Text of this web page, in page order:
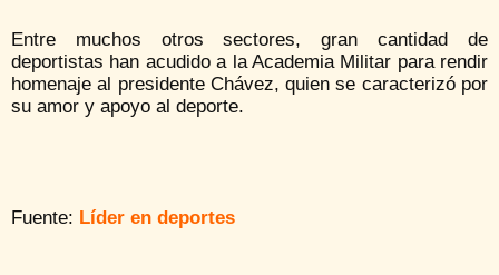
Entre muchos otros sectores, gran cantidad de
deportistas han acudido a la Academia Militar para rendir
homenaje al presidente Chávez, quien se caracterizó por
su amor y apoyo al deporte.
Fuente: Líder en deportes